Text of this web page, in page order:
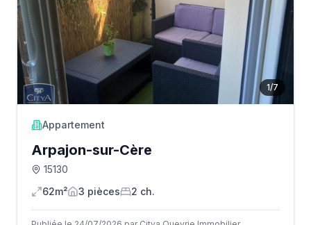
1/7
Appartement
Arpajon-sur-Cère
15130
62m²
3 pièces 2 ch.